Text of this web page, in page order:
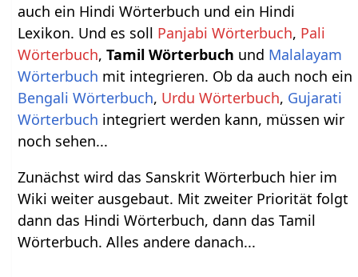
auch ein Hindi Wörterbuch und ein Hindi
Lexikon. Und es soll Panjabi Wörterbuch, Pali
Wörterbuch,Tamil Wörterbuch und Malalayam
Wörterbuch mit integrieren. Ob da auch noch ein
Bengali Wörterbuch, Urdu Wörterbuch, Gujarati
Wörterbuch integriert werden kann, müssen wir
noch sehen...
Zunächst wird das Sanskrit Wörterbuch hier im
Wiki weiter ausgebaut. Mit zweiter Priorität folgt
dann das Hindi Wörterbuch, dann das Tamil
Wörterbuch. Alles andere danach...